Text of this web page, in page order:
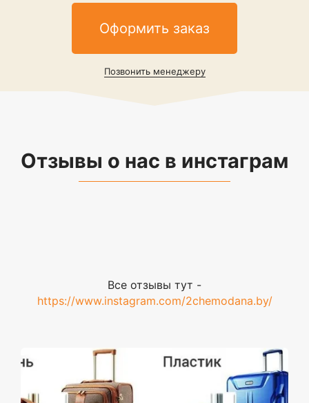
Оформить заказ
Позвонить менеджеру
Отзывы о нас в инстаграм
Все отзывы тут -
https://www.instagram.com/2chemodana.by/